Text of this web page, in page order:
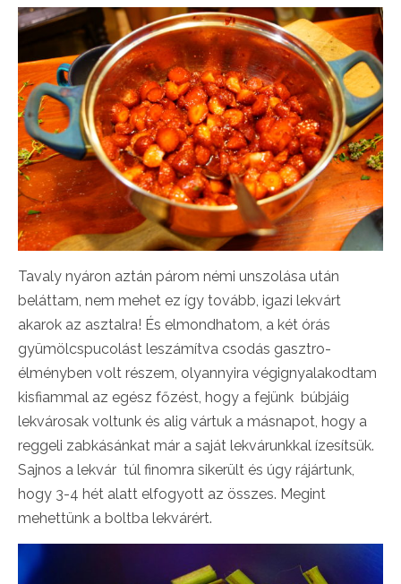
Tavaly nyáron aztán párom némi unszolása után
beláttam, nem mehet ez így tovább, igazi lekvárt
akarok az asztalra! És elmondhatom, a két órás
gyümölcspucolást leszámítva csodás gasztro-
élményben volt részem, olyannyira végignyalakodtam
kisfiammal az egész főzést, hogy a fejünk búbjáig
lekvárosak voltunk és alig vártuk a másnapot, hogy a
reggeli zabkásánkat már a saját lekvárunkkal ízesítsük.
Sajnos a lekvár túl finomra sikerült és úgy rájártunk,
hogy 3-4 hét alatt elfogyott az összes. Megint
mehettünk a boltba lekvárért.